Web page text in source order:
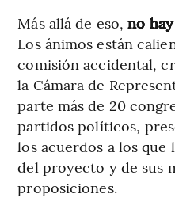
Más allá de eso,no
Los ánimos están
comisión accidental,
la Cámara de
parte más de 20
partidos políticos,
los acuerdos a los que
del proyecto y de sus
proposiciones.